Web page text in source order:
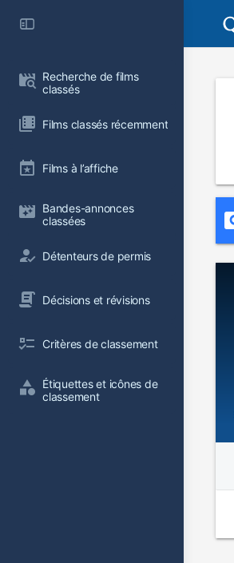
Recherche de films
classés
Films classés récemment
Films à l’affiche
Bandes-annonces
classées
Détenteurs de permis
Décisions et révisions
Critères de classement
Étiquettes et icônes de
classement